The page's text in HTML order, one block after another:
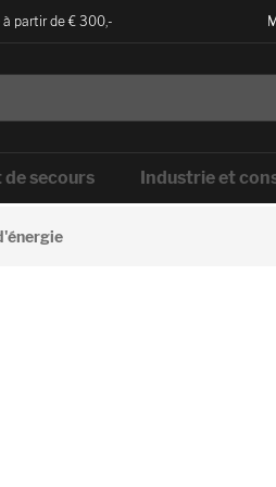
à partir de € 300,-
secours Industrie et